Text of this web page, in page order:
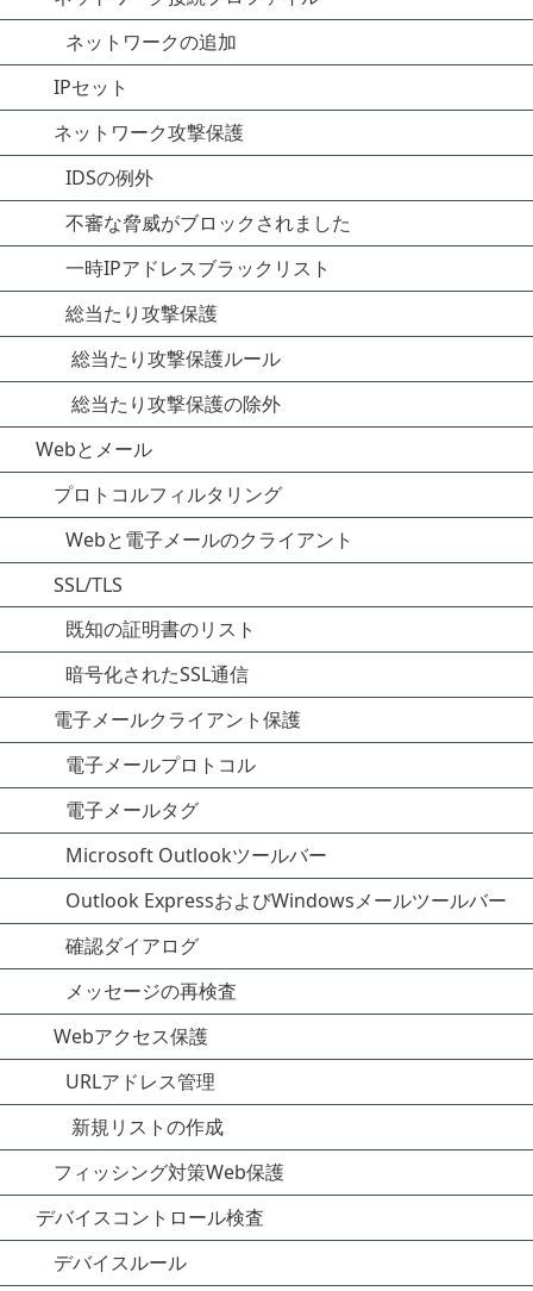
ネットワークの追加
IPセット
ネットワーク攻撃保護
IDSの例外
不審な脅威がブロックされました
一時IPアドレスブラックリスト
総当たり攻撃保護
総当たり攻撃保護ルール
総当たり攻撃保護の除外
Webとメール
プロトコルフィルタリング
Webと電子メールのクライアント
SSL/TLS
既知の証明書のリスト
暗号化されたSSL通信
電子メールクライアント保護
電子メールプロトコル
電子メールタグ
Microsoft Outlookツールバー
Outlook ExpressおよびWindowsメールツールバー
確認ダイアログ
メッセージの再検査
Webアクセス保護
URLアドレス管理
新規リストの作成
フィッシング対策Web保護
デバイスコントロール検査
デバイスルール